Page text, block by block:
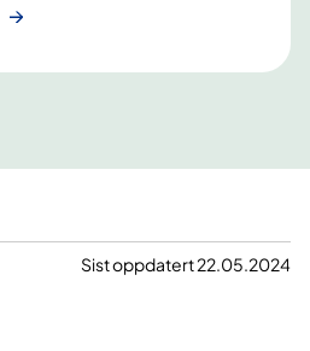
Sist oppdatert 22.05.2024